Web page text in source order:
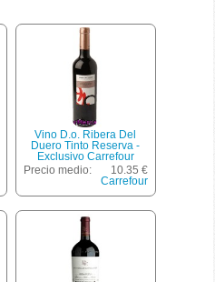
Vino D.o. Ribera Del
Duero Tinto Reserva -
Exclusivo Carrefour
Gomellano 75 Cl.
Precio medio:
10.35 €
Carrefour